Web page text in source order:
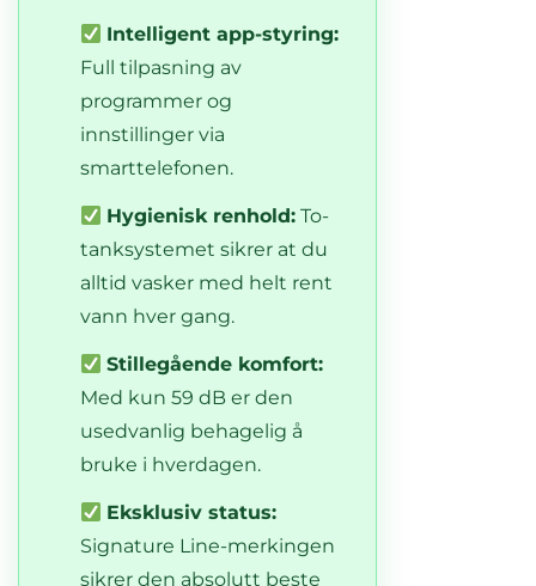
Intelligent app-styring:
Full tilpasning av
programmer og
innstillinger via
smarttelefonen.
Hygienisk renhold: To-
tanksystemet sikrer at du
alltid vasker med helt rent
vann hver gang.
Stillegående komfort:
Med kun 59 dB er den
usedvanlig behagelig å
bruke i hverdagen.
Eksklusiv status:
Signature Line-merkingen
sikrer den absolutt beste